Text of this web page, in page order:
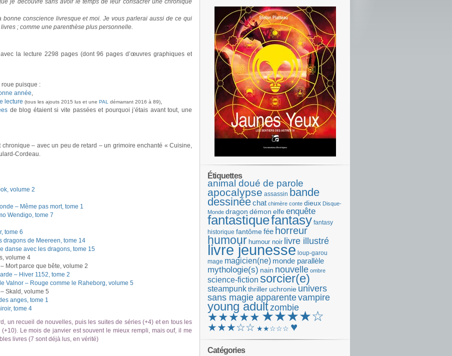
je découvre sans avoir le temps de leur consacrer une chronique
bonne conscience livresque et moi. Je vous parlerai aussi de ce qui
; comme une parenthèse plus personnelle.
la lecture 2298 pages (dont 96 pages d’œuvres graphiques et
roue puisque :
année,
lecture (tous les ajouts 2015 lus et une PAL démarrant 2016 à 89),
de blog étaient si vite passées et pourquoi j’étais avant tout, une
chronique – avec un peu de retard – un grimoire enchanté « Cuisine,
Cordeau.
volume 2
– Même pas mort, tome 1
Wendigo, tome 7
tome 6
dragons de Meereen, tome 14
danse avec les dragons, tome 15
volume 4
Mort parce que bête, volume 2
– Hiver 1152, tome 2
Valnor – Rouge comme le Raheborg, volume 5
Skald, volume 5
anges, tome 1
tome 4
un recueil de nouvelles, puis les suites de séries (+4) et en tous les
Le mois de janvier est souvent le mieux rempli, mais ouf, il me
livres (7 sont déjà lus, en vérité)
Étiquettes
animal doué de parole
apocalypse assassin bande
dessinéechat chimère conte dieux Disque-
Monde dragon démon elfeenquête
fantastiquefantasy fantasy
historique fantômefée horreur
humour humour noir livre illustré
livre jeunesse loup-garou
mage magicien(ne) monde parallèle
mythologie(s) nain nouvelle ombre
science-fiction sorcier(e)
steampunkthriller uchronie univers
sans magie apparentevampire
young adultzombie
★★★★★ ★★★★☆
★★★☆☆ ★★☆☆☆ ♥
Catégories